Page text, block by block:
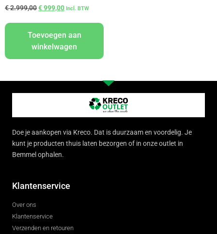
€2.999,00€999,00 Incl. BTW
Toevoegen aan
winkelwagen
Doe je aankopen via Kreco. Dat is duurzaam en voordelig. Je
kunt je producten thuis laten bezorgen of in onze outlet in
Bemmel ophalen.
Klantenservice
Over ons
Klantenservice
Verzenden en retouren